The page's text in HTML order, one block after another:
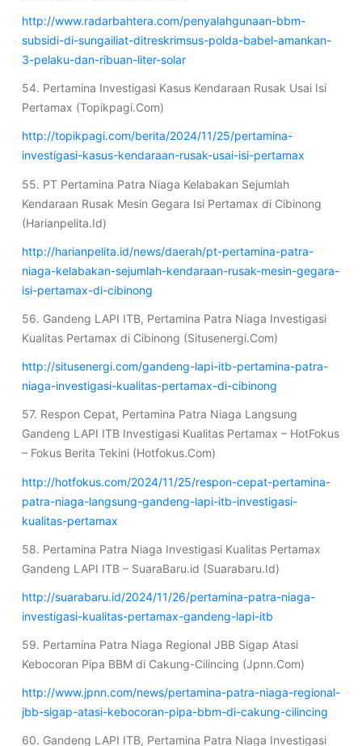
http://www.radarbahtera.com/penyalahgunaan-bbm-
subsidi-di-sungailiat-ditreskrimsus-polda-babel-amankan-
3-pelaku-dan-ribuan-liter-solar
54. Pertamina Investigasi Kasus Kendaraan Rusak Usai Isi
Pertamax (Topikpagi.Com)
http://topikpagi.com/berita/2024/11/25/pertamina-
investigasi-kasus-kendaraan-rusak-usai-isi-pertamax
55. PT Pertamina Patra Niaga Kelabakan Sejumlah
Kendaraan Rusak Mesin Gegara Isi Pertamax di Cibinong
(Harianpelita.Id)
http://harianpelita.id/news/daerah/pt-pertamina-patra-
niaga-kelabakan-sejumlah-kendaraan-rusak-mesin-gegara-
isi-pertamax-di-cibinong
56. Gandeng LAPI ITB, Pertamina Patra Niaga Investigasi
Kualitas Pertamax di Cibinong (Situsenergi.Com)
http://situsenergi.com/gandeng-lapi-itb-pertamina-patra-
niaga-investigasi-kualitas-pertamax-di-cibinong
57. Respon Cepat, Pertamina Patra Niaga Langsung
Gandeng LAPI ITB Investigasi Kualitas Pertamax – HotFokus
– Fokus Berita Tekini (Hotfokus.Com)
http://hotfokus.com/2024/11/25/respon-cepat-pertamina-
patra-niaga-langsung-gandeng-lapi-itb-investigasi-
kualitas-pertamax
58. Pertamina Patra Niaga Investigasi Kualitas Pertamax
Gandeng LAPI ITB – SuaraBaru.id (Suarabaru.Id)
http://suarabaru.id/2024/11/26/pertamina-patra-niaga-
investigasi-kualitas-pertamax-gandeng-lapi-itb
59. Pertamina Patra Niaga Regional JBB Sigap Atasi
Kebocoran Pipa BBM di Cakung-Cilincing (Jpnn.Com)
http://www.jpnn.com/news/pertamina-patra-niaga-regional-
jbb-sigap-atasi-kebocoran-pipa-bbm-di-cakung-cilincing
60. Gandeng LAPI ITB, Pertamina Patra Niaga Investigasi